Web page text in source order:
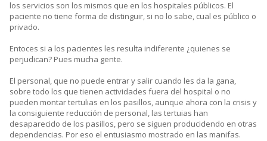
los servicios son los mismos que en los hospitales públicos. El
paciente no tiene forma de distinguir, si no lo sabe, cual es público o
privado.
Entoces si a los pacientes les resulta indiferente ¿quienes se
perjudican? Pues mucha gente.
El personal, que no puede entrar y salir cuando les da la gana,
sobre todo los que tienen actividades fuera del hospital o no
pueden montar tertulias en los pasillos, aunque ahora con la crisis y
la consiguiente reducción de personal, las tertuias han
desaparecido de los pasillos, pero se siguen producidendo en otras
dependencias. Por eso el entusiasmo mostrado en las manifas.